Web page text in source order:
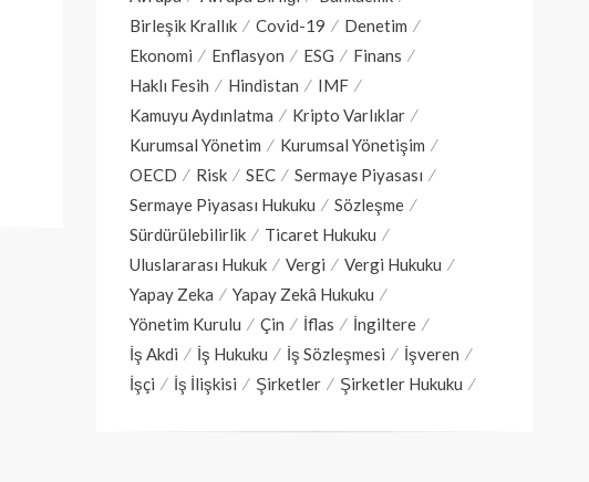
Birleşik Krallık
Covid-19
Denetim
Ekonomi
Enflasyon ESG
Finans
Haklı Fesih
Hindistan
IMF
Kamuyu Aydınlatma
Kripto Varlıklar
Kurumsal Yönetim
Kurumsal Yönetişim
OECD
Risk SEC
Sermaye Piyasası
Sermaye Piyasası Hukuku
Sözleşme
Sürdürülebilirlik
Ticaret Hukuku
Uluslararası Hukuk
Vergi
Vergi Hukuku
Yapay Zeka
Yapay Zekâ Hukuku
Yönetim Kurulu
Çin İflas
İngiltere
İş Akdi
İş Hukuku İş Sözleşmesi
İşveren
İşçi
İş İlişkisi Şirketler Şirketler Hukuku